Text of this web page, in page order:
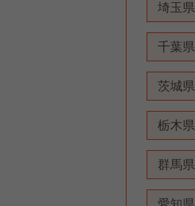
埼玉県
千葉県
茨城県
栃木県
群馬県